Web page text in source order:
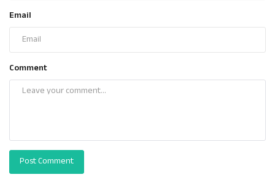
Email
Comment
Post Comment